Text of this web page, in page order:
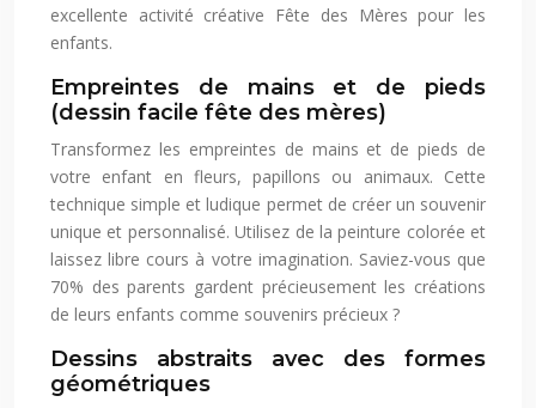
excellente activité créative Fête des Mères pour les
enfants.
Empreintes de mains et de pieds
(dessin facile fête des mères)
Transformez les empreintes de mains et de pieds de
votre enfant en fleurs, papillons ou animaux. Cette
technique simple et ludique permet de créer un souvenir
unique et personnalisé. Utilisez de la peinture colorée et
laissez libre cours à votre imagination. Saviez-vous que
70% des parents gardent précieusement les créations
de leurs enfants comme souvenirs précieux ?
Dessins abstraits avec des formes
géométriques